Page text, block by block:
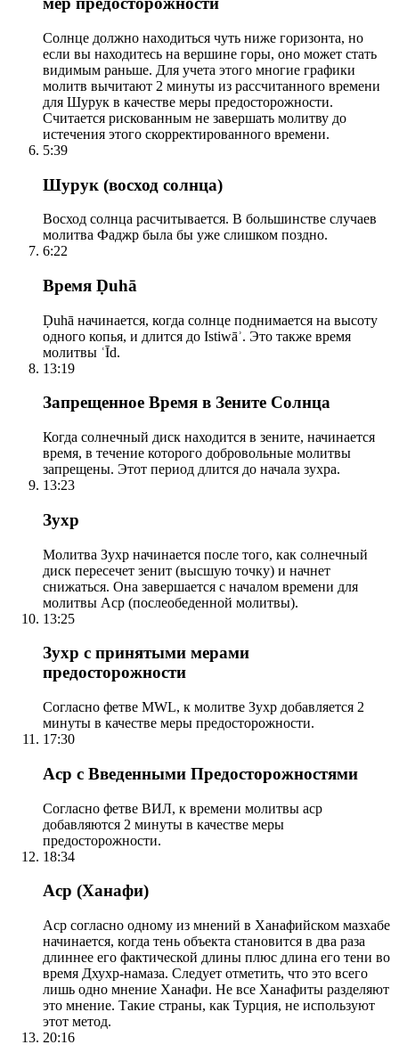
Солнце должно находиться чуть ниже горизонта, но
если вы находитесь на вершине горы, оно может стать
видимым раньше. Для учета этого многие графики
молитв вычитают 2 минуты из рассчитанного времени
для Шурук в качестве меры предосторожности.
Считается рискованным не завершать молитву до
истечения этого скорректированного времени.
5:39
Шурук (восход солнца)
Восход солнца расчитывается. В большинстве случаев
молитва Фаджр была бы уже слишком поздно.
6:22
Время Ḍuhā
Ḍuhā начинается, когда солнце поднимается на высоту
одного копья, и длится до Istiwāʾ. Это также время
молитвы ʿĪd.
13:19
Запрещенное Время в Зените Солнца
Когда солнечный диск находится в зените, начинается
время, в течение которого добровольные молитвы
запрещены. Этот период длится до начала зухра.
13:23
Зухр
Молитва Зухр начинается после того, как солнечный
диск пересечет зенит (высшую точку) и начнет
снижаться. Она завершается с началом времени для
молитвы Аср (послеобеденной молитвы).
13:25
Зухр с принятыми мерами
предосторожности
Согласно фетве MWL, к молитве Зухр добавляется 2
минуты в качестве меры предосторожности.
17:30
Аср с Введенными Предосторожностями
Согласно фетве ВИЛ, к времени молитвы аср
добавляются 2 минуты в качестве меры
предосторожности.
18:34
Аср (Ханафи)
Аср согласно одному из мнений в Ханафийском мазхабе
начинается, когда тень объекта становится в два раза
длиннее его фактической длины плюс длина его тени во
время Дхухр-намаза. Следует отметить, что это всего
лишь одно мнение Ханафи. Не все Ханафиты разделяют
это мнение. Такие страны, как Турция, не используют
этот метод.
20:16